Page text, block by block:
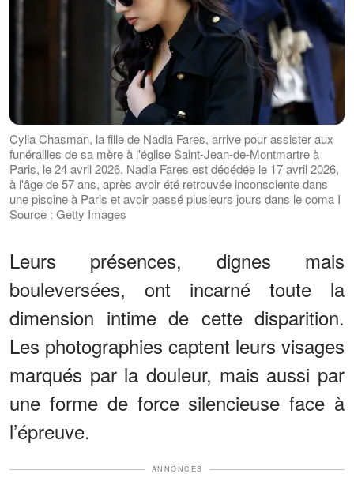
Cylia Chasman, la fille de Nadia Fares, arrive pour assister aux
funérailles de sa mère à l'église Saint-Jean-de-Montmartre à
Paris, le 24 avril 2026. Nadia Fares est décédée le 17 avril 2026,
à l'âge de 57 ans, après avoir été retrouvée inconsciente dans
une piscine à Paris et avoir passé plusieurs jours dans le coma I
Source : Getty Images
Leurs présences, dignes mais
bouleversées, ont incarné toute la
dimension intime de cette disparition.
Les photographies captent leurs visages
marqués par la douleur, mais aussi par
une forme de force silencieuse face à
l’épreuve.
ANNONCES